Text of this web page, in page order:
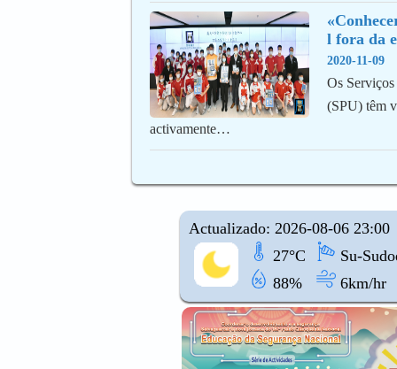
l fora da
2020-11-09
Os
(SPU) têm
activamente…
Actualizado: 2026-08-06 23:00
27°C
Su-
88%
6km/hr